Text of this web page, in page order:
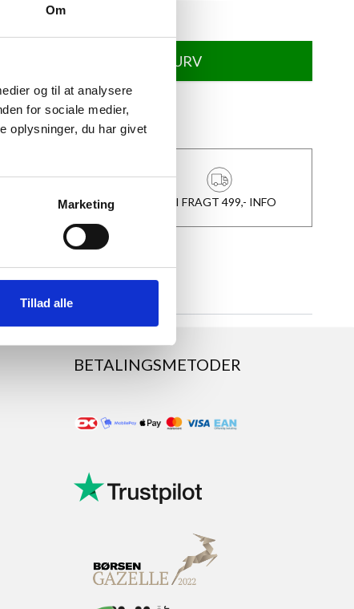
Om
og til at analysere
for sociale medier,
oplysninger, du har givet
Marketing
Tillad alle
TILFØJ TIL KURV
★Anmeldt til 5/5★
1-3 DAGES LEVERING FRI FRAGT 499,- INFO
BETALINGSMETODER